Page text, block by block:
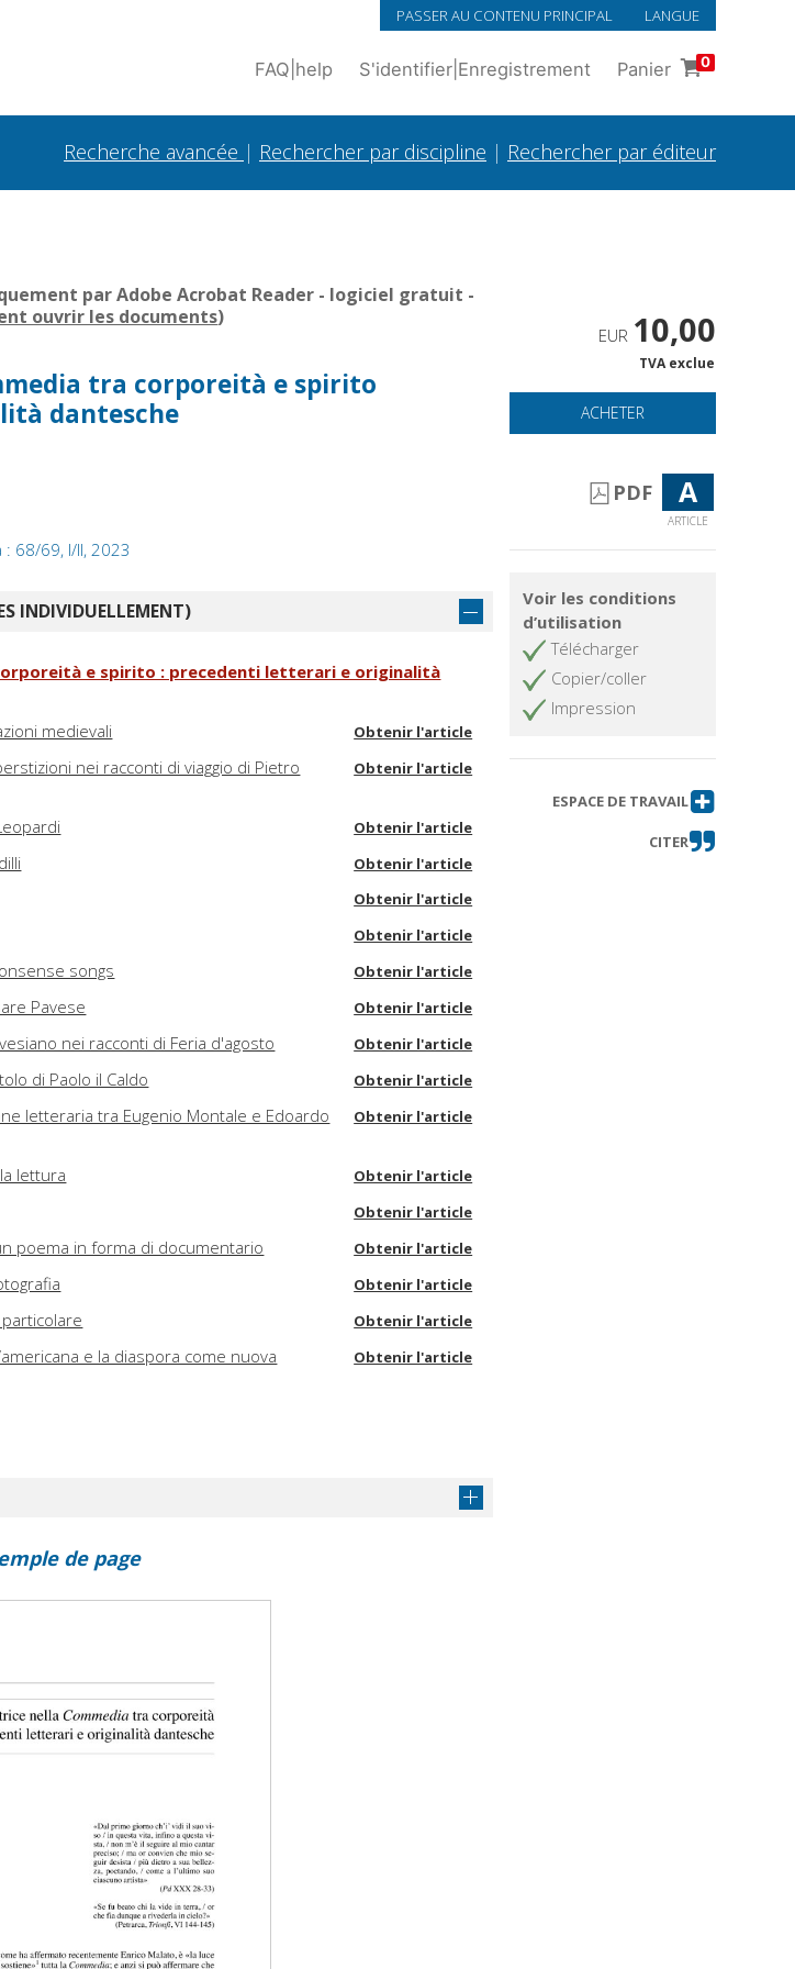
PASSER AU CONTENU PRINCIPAL LANGUE
FAQ help S'identifier Enregistrement Panier 0
Recherche avancée | Rechercher par discipline | Rechercher par éditeur
par Adobe Acrobat Reader - logiciel gratuit -
ouvrir les documents)
tra corporeità e spirito
dantesche
68/69, I/II, 2023
INDIVIDUELLEMENT)
e spirito : precedenti letterari e originalità
medievali
Obtenir l'article
nei racconti di viaggio di Pietro
Obtenir l'article
Obtenir l'article
Obtenir l'article
Obtenir l'article
Obtenir l'article
songs Obtenir l'article
Pavese Obtenir l'article
nei racconti di Feria d'agosto Obtenir l'article
di Paolo il Caldo Obtenir l'article
letteraria tra Eugenio Montale e Edoardo
Obtenir l'article
lettura Obtenir l'article
Obtenir l'article
poema in forma di documentario Obtenir l'article
Obtenir l'article
Obtenir l'article
e la diaspora come nuova
Obtenir l'article
Left Undone di Adriana Trigiani Obtenir l'article
sguardo ‘in tralice' verso un Altrove
: Trenodia con citazioni da Rainer Maria
EUR 10,00
TVA exclue
ACHETER
PDF A
ARTICLE
Voir les conditions
d’utilisation
Télécharger
Copier/coller
Impression
ESPACE DE TRAVAIL
CITER
de page